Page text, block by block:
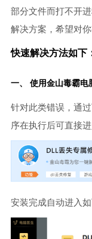
部分文件而打不开
解决方案，希望对你
快速解决方法如下
一、 使用金山毒霸电
针对此类错误，通
序在执行后可直接
安装完成自动进入